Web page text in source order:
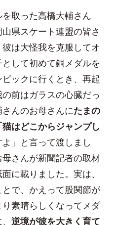
取った高橋大輔さん
県スケート連盟の皆さ
は大怪我を克服してオ
して初めて銅メダルを
ックに行くとき、再起
前はガラスの心臓だっ
んのお母さんにたまの
はどこからジャンプし
」と言って渡しまし
さんが新聞記者の取材
に載りました。実は、
で、かえって股関節が
素晴らしくなってメダ
逆境が彼を大きく育て